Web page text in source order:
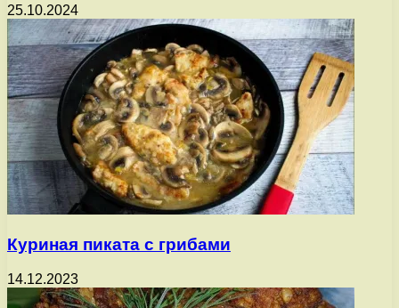
25.10.2024
Куриная пиката с грибами
14.12.2023